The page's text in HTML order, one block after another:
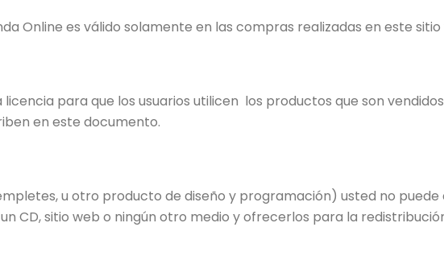
Online es válido solamente en las compras realizadas en este sitio
para que los usuarios utilicen los productos que son
en este documento.
u otro producto de diseño y programación) usted no puede
CD, sitio web o ningún otro medio y ofrecerlos para la